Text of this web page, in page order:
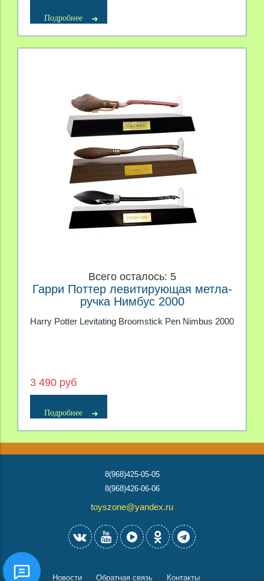
Подробнее
Всего осталось: 5
Гарри Поттер левитирующая метла-
ручка Нимбус 2000
Harry Potter Levitating Broomstick Pen Nimbus 2000
3 490 руб
Подробнее
8(968)425-05-05
8(968)426-06-06
toyszone@yandex.ru
Новости Обратная связь Контакты